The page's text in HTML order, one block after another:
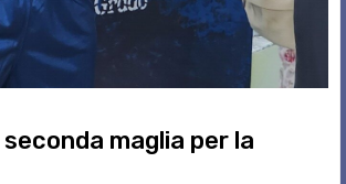
maglia per la